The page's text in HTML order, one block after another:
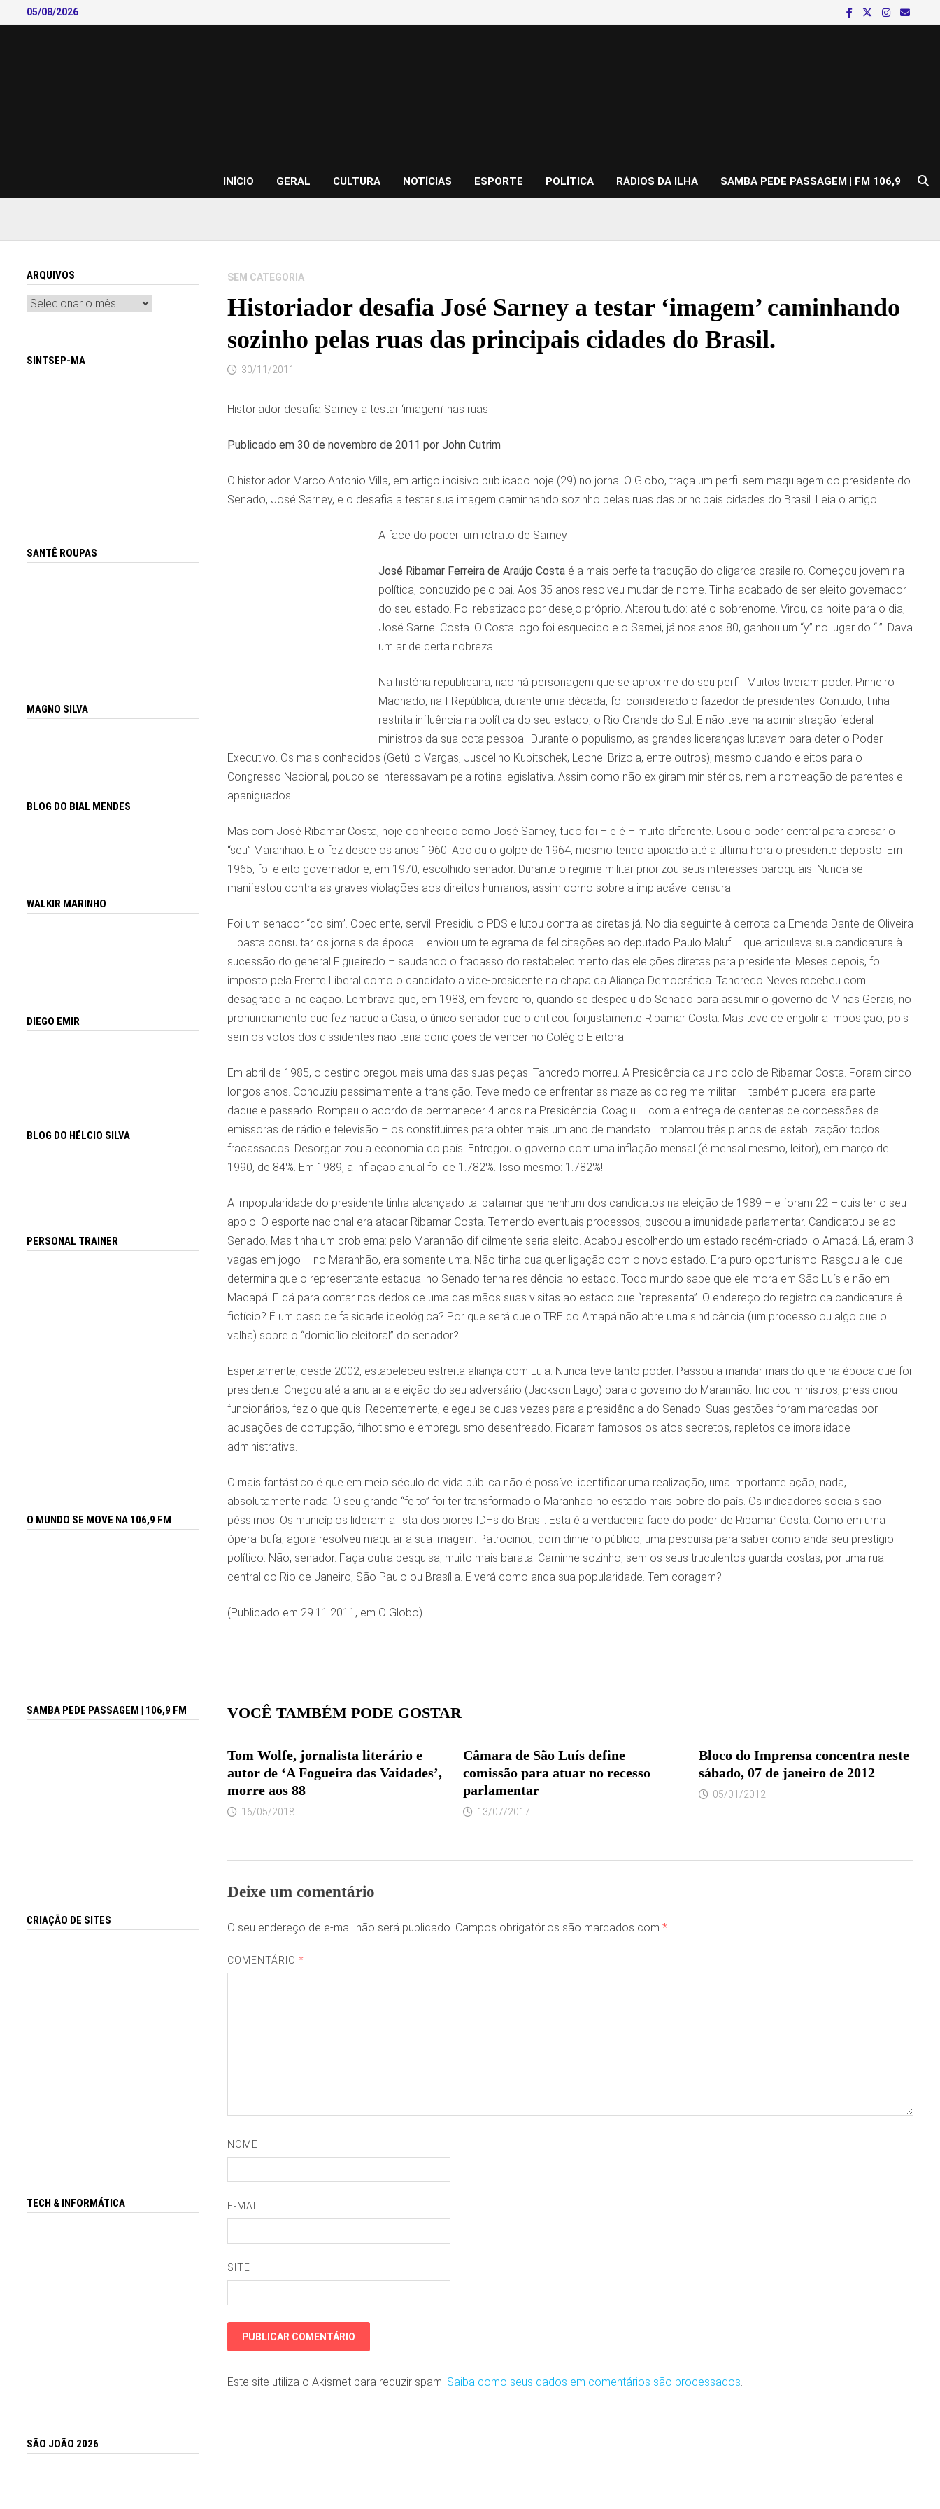
to
05/08/2026
INÍCIO GERAL CULTURA NOTÍCIAS ESPORTE POLÍTICA RÁDIOS DA ILHA SAMBA PEDE PASSAGEM | FM 106,9
SEM CATEGORIA
Historiador desafia José Sarney a testar ‘imagem’ caminhando
sozinho pelas ruas das principais cidades do Brasil.
30/11/2011
Historiador desafia Sarney a testar ‘imagem’ nas ruas
Publicado em 30 de novembro de 2011 por John Cutrim
O historiador Marco Antonio Villa, em artigo incisivo publicado hoje (29) no jornal O Globo, traça um perfil sem maquiagem do presidente do
Senado, José Sarney, e o desafia a testar sua imagem caminhando sozinho pelas ruas das principais cidades do Brasil. Leia o artigo:
A face do poder: um retrato de Sarney
José Ribamar Ferreira de Araújo Costaé a mais perfeita tradução do oligarca brasileiro. Começou jovem na
política, conduzido pelo pai. Aos 35 anos resolveu mudar de nome. Tinha acabado de ser eleito governador
do seu estado. Foi rebatizado por desejo próprio. Alterou tudo: até o sobrenome. Virou, da noite para o dia,
José Sarnei Costa. O Costa logo foi esquecido e o Sarnei, já nos anos 80, ganhou um “y” no lugar do “i”. Dava
um ar de certa nobreza.
Na história republicana, não há personagem que se aproxime do seu perfil. Muitos tiveram poder. Pinheiro
Machado, na I República, durante uma década, foi considerado o fazedor de presidentes. Contudo, tinha
restrita influência na política do seu estado, o Rio Grande do Sul. E não teve na administração federal
ministros da sua cota pessoal. Durante o populismo, as grandes lideranças lutavam para deter o Poder
Executivo. Os mais conhecidos (Getúlio Vargas, Juscelino Kubitschek, Leonel Brizola, entre outros), mesmo quando eleitos para o
Congresso Nacional, pouco se interessavam pela rotina legislativa. Assim como não exigiram ministérios, nem a nomeação de parentes e
apaniguados.
Mas com José Ribamar Costa, hoje conhecido como José Sarney, tudo foi – e é – muito diferente. Usou o poder central para apresar o
“seu” Maranhão. E o fez desde os anos 1960. Apoiou o golpe de 1964, mesmo tendo apoiado até a última hora o presidente deposto. Em
1965, foi eleito governador e, em 1970, escolhido senador. Durante o regime militar priorizou seus interesses paroquiais. Nunca se
manifestou contra as graves violações aos direitos humanos, assim como sobre a implacável censura.
Foi um senador “do sim”. Obediente, servil. Presidiu o PDS e lutou contra as diretas já. No dia seguinte à derrota da Emenda Dante de Oliveira
– basta consultar os jornais da época – enviou um telegrama de felicitações ao deputado Paulo Maluf – que articulava sua candidatura à
sucessão do general Figueiredo – saudando o fracasso do restabelecimento das eleições diretas para presidente. Meses depois, foi
imposto pela Frente Liberal como o candidato a vice-presidente na chapa da Aliança Democrática. Tancredo Neves recebeu com
desagrado a indicação. Lembrava que, em 1983, em fevereiro, quando se despediu do Senado para assumir o governo de Minas Gerais, no
pronunciamento que fez naquela Casa, o único senador que o criticou foi justamente Ribamar Costa. Mas teve de engolir a imposição, pois
sem os votos dos dissidentes não teria condições de vencer no Colégio Eleitoral.
Em abril de 1985, o destino pregou mais uma das suas peças: Tancredo morreu. A Presidência caiu no colo de Ribamar Costa. Foram cinco
longos anos. Conduziu pessimamente a transição. Teve medo de enfrentar as mazelas do regime militar – também pudera: era parte
daquele passado. Rompeu o acordo de permanecer 4 anos na Presidência. Coagiu – com a entrega de centenas de concessões de
emissoras de rádio e televisão – os constituintes para obter mais um ano de mandato. Implantou três planos de estabilização: todos
fracassados. Desorganizou a economia do país. Entregou o governo com uma inflação mensal (é mensal mesmo, leitor), em março de
1990, de 84%. Em 1989, a inflação anual foi de 1.782%. Isso mesmo: 1.782%!
A impopularidade do presidente tinha alcançado tal patamar que nenhum dos candidatos na eleição de 1989 – e foram 22 – quis ter o seu
apoio. O esporte nacional era atacar Ribamar Costa. Temendo eventuais processos, buscou a imunidade parlamentar. Candidatou-se ao
Senado. Mas tinha um problema: pelo Maranhão dificilmente seria eleito. Acabou escolhendo um estado recém-criado: o Amapá. Lá, eram 3
vagas em jogo – no Maranhão, era somente uma. Não tinha qualquer ligação com o novo estado. Era puro oportunismo. Rasgou a lei que
determina que o representante estadual no Senado tenha residência no estado. Todo mundo sabe que ele mora em São Luís e não em
Macapá. E dá para contar nos dedos de uma das mãos suas visitas ao estado que “representa”. O endereço do registro da candidatura é
fictício? É um caso de falsidade ideológica? Por que será que o TRE do Amapá não abre uma sindicância (um processo ou algo que o
valha) sobre o “domicílio eleitoral” do senador?
Espertamente, desde 2002, estabeleceu estreita aliança com Lula. Nunca teve tanto poder. Passou a mandar mais do que na época que foi
presidente. Chegou até a anular a eleição do seu adversário (Jackson Lago) para o governo do Maranhão. Indicou ministros, pressionou
funcionários, fez o que quis. Recentemente, elegeu-se duas vezes para a presidência do Senado. Suas gestões foram marcadas por
acusações de corrupção, filhotismo e empreguismo desenfreado. Ficaram famosos os atos secretos, repletos de imoralidade
administrativa.
O mais fantástico é que em meio século de vida pública não é possível identificar uma realização, uma importante ação, nada,
absolutamente nada. O seu grande “feito” foi ter transformado o Maranhão no estado mais pobre do país. Os indicadores sociais são
péssimos. Os municípios lideram a lista dos piores IDHs do Brasil. Esta é a verdadeira face do poder de Ribamar Costa. Como em uma
ópera-bufa, agora resolveu maquiar a sua imagem. Patrocinou, com dinheiro público, uma pesquisa para saber como anda seu prestígio
político. Não, senador. Faça outra pesquisa, muito mais barata. Caminhe sozinho, sem os seus truculentos guarda-costas, por uma rua
central do Rio de Janeiro, São Paulo ou Brasília. E verá como anda sua popularidade. Tem coragem?
(Publicado em 29.11.2011, em O Globo)
VOCÊ TAMBÉM PODE GOSTAR
Tom Wolfe, jornalista literário e
autor de ‘A Fogueira das Vaidades’,
morre aos 88
16/05/2018
Câmara de São Luís define
comissão para atuar no recesso
parlamentar
13/07/2017
Bloco do Imprensa concentra neste
sábado, 07 de janeiro de 2012
05/01/2012
Deixe um comentário
O seu endereço de e-mail não será publicado. Campos obrigatórios são marcados com *
COMENTÁRIO*
NOME
E-MAIL
SITE
Este site utiliza o Akismet para reduzir spam. Saiba como seus dados em comentários são processados.
ARQUIVOS
Arquivos
SINTSEP-MA
SANTÊ ROUPAS
MAGNO SILVA
BLOG DO BIAL MENDES
WALKIR MARINHO
DIEGO EMIR
BLOG DO HÉLCIO SILVA
PERSONAL TRAINER
O MUNDO SE MOVE NA 106,9 FM
SAMBA PEDE PASSAGEM | 106,9 FM
CRIAÇÃO DE SITES
TECH & INFORMÁTICA
SÃO JOÃO 2026